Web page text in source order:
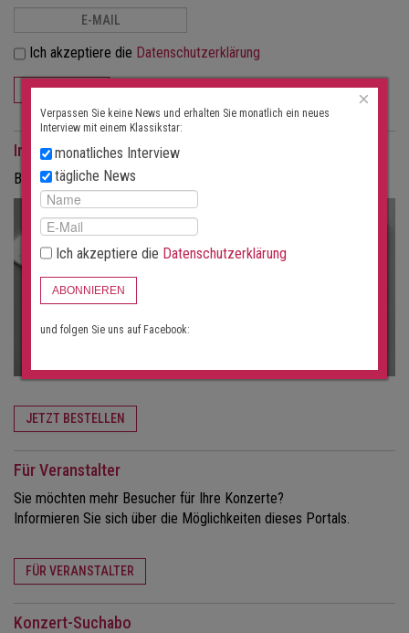
Ich akzeptiere die Datenschutzerklärung
ABONNIEREN
Interviews als Magazin
Bestellen Sie die Interviews in gedruckter Form als Magazin.
JETZT BESTELLEN
Für Veranstalter
Sie möchten mehr Besucher für Ihre Konzerte?
Informieren Sie sich über die Möglichkeiten dieses Portals.
FÜR VERANSTALTER
Konzert-Suchabo
×
Verpassen Sie keine News und erhalten Sie monatlich ein neues
Interview mit einem Klassikstar:
monatliches Interview
tägliche News
Ich akzeptiere die Datenschutzerklärung
ABONNIEREN
und folgen Sie uns auf Facebook: